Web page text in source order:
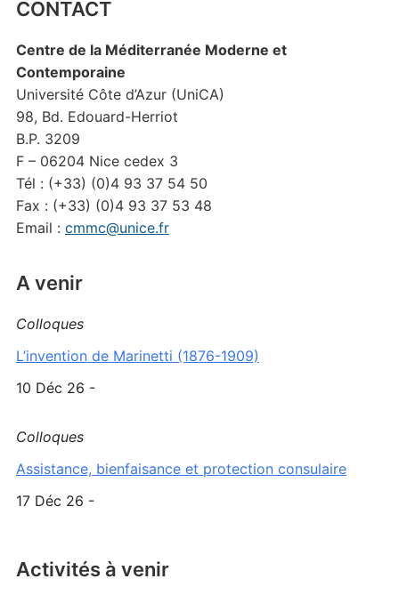
CONTACT
Centre de la Méditerranée Moderne et
Contemporaine
Université Côte d’Azur (UniCA)
98, Bd. Edouard-Herriot
B.P. 3209
F – 06204 Nice cedex 3
Tél : (+33) (0)4 93 37 54 50
Fax : (+33) (0)4 93 37 53 48
Email : cmmc@unice.fr
A venir
Colloques
L’invention de Marinetti (1876-1909)
10 Déc 26 -
Colloques
Assistance, bienfaisance et protection consulaire
17 Déc 26 -
Activités à venir